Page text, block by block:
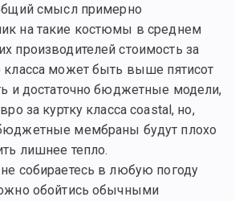
смысл примерно
на такие костюмы в среднем
производителей стоимость за
класса может быть выше пятисот
и достаточно бюджетные модели,
за куртку класса coastal, но,
мембраны будут плохо
лишнее тепло.
собираетесь в любую погоду
обойтись обычными